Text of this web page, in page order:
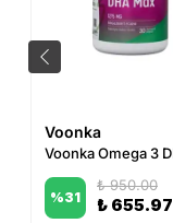
Voonka
%31
₺ 950.00
₺ 655.97